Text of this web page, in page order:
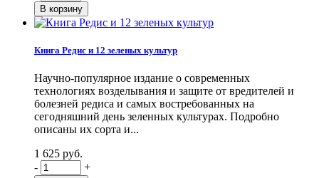
Книга Редис и 12 зеленых культур
Научно-популярное издание о современных
технологиях возделывания и защите от вредителей и
болезней редиса и самых востребованных на
сегодняшний день зеленных культурах. Подробно
описаны их сорта и...
1 625 руб.
-
+